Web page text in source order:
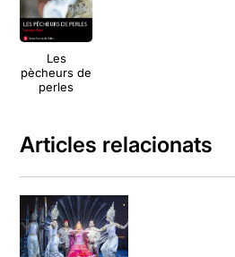
Les
pècheurs de
perles
Articles relacionats